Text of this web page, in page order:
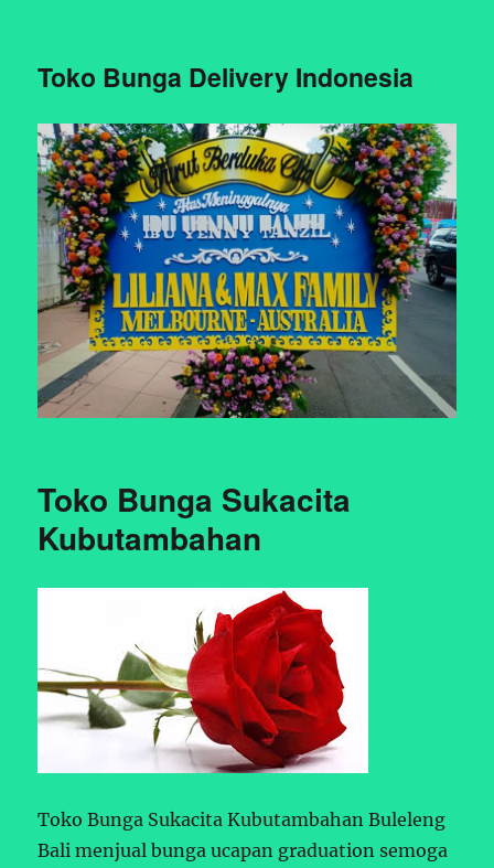
Toko Bunga Delivery Indonesia
Toko Bunga Sukacita
Kubutambahan
Toko Bunga Sukacita Kubutambahan Buleleng
Bali menjual bunga ucapan graduation semoga